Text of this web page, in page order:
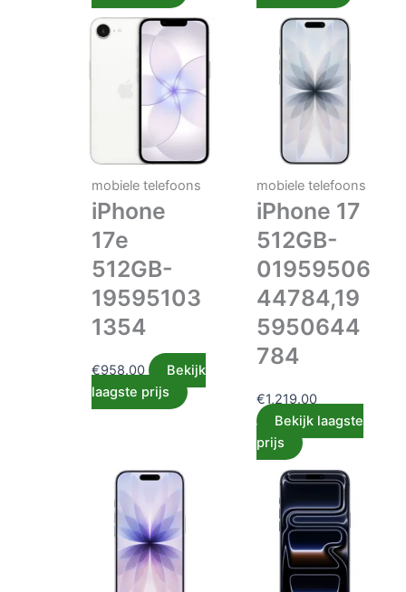
mobiele telefoons
iPhone
17e
512GB-
19595103
1354
€958.00
Bekijk
laagste prijs
mobiele telefoons
iPhone 17
512GB-
01959506
44784,19
5950644
784
€1,219.00
Bekijk laagste
prijs